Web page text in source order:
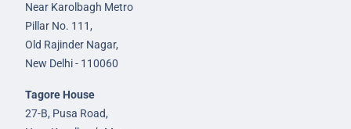
Near Karolbagh Metro
Pillar No. 111,
Old Rajinder Nagar,
New Delhi - 110060
Tagore House
27-B, Pusa Road,